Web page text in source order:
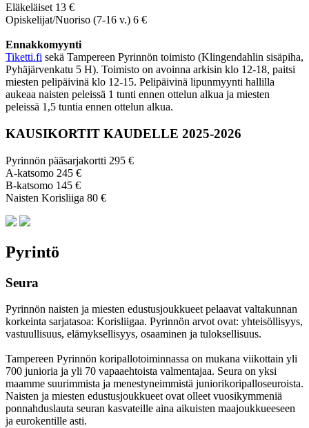
Eläkeläiset 13 €
Opiskelijat/Nuoriso (7-16 v.) 6 €
Ennakkomyynti
Tiketti.fi sekä Tampereen Pyrinnön toimisto (Klingendahlin sisäpiha,
Pyhäjärvenkatu 5 H). Toimisto on avoinna arkisin klo 12-18, paitsi
miesten pelipäivinä klo 12-15. Pelipäivinä lipunmyynti hallilla
aukeaa naisten peleissä 1 tunti ennen ottelun alkua ja miesten
peleissä 1,5 tuntia ennen ottelun alkua.
KAUSIKORTIT KAUDELLE 2025-2026
Pyrinnön pääsarjakortti 295 €
A-katsomo 245 €
B-katsomo 145 €
Naisten Korisliiga 80 €
Pyrintö
Seura
Pyrinnön naisten ja miesten edustusjoukkueet pelaavat valtakunnan
korkeinta sarjatasoa: Korisliigaa. Pyrinnön arvot ovat: yhteisöl­lisyys,
vastuul­lisuus, elämyk­sellisyys, osaaminen ja tulok­sellisuus.
Tampereen Pyrinnön kori­pallo­toimin­nassa on mukana viikottain yli
700 junioria ja yli 70 vapaa­ehtoista valmen­tajaa. Seura on yksi
maamme suurim­mista ja menes­tyneim­mistä juni­ori­kori­pallo­seuroista.
Naisten ja miesten edustus­joukkueet ovat olleet vuosi­kymmeniä
ponnahdus­lauta seuran kasvateille aina aikuisten maa­joukkueeseen
ja euro­kentille asti.